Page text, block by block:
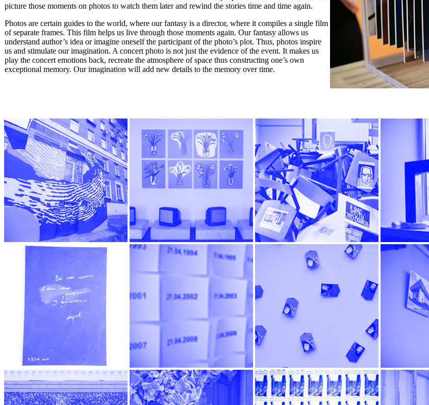
picture those moments on photos to watch them later and rewind the stories time and time again.
Photos are certain guides to the world, where our fantasy is a director, where it compiles a single film
of separate frames. This film helps us live through those moments again. Our fantasy allows us
understand author’s idea or imagine oneself the participant of the photo’s plot. Thus, photos inspire
us and stimulate our imagination. A concert photo is not just the evidence of the event. It makes us
play the concert emotions back, recreate the atmosphere of space thus constructing one’s own
exceptional memory. Our imagination will add new details to the memory over time.